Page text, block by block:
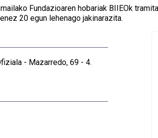
Fundazioaren hobariak BIIEOk
20 egun lehenago jakinarazita.
- Mazarredo, 69 - 4.